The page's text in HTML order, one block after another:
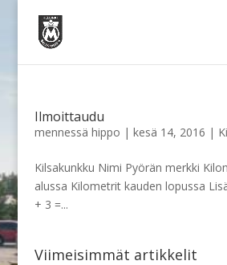
Ilmoittaudu
mennessä hippo | kesä 14, 2016 |
Kilsakunkku Nimi Pyörän merkki
alussa Kilometrit kauden lopussa
+ 3 =...
Viimeisimmät artikkelit